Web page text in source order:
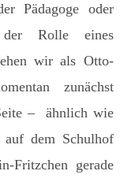
Pädagoge oder
Rolle eines
wir als Otto-
zunächst
– ähnlich wie
dem Schulhof
Fritzchen gerade